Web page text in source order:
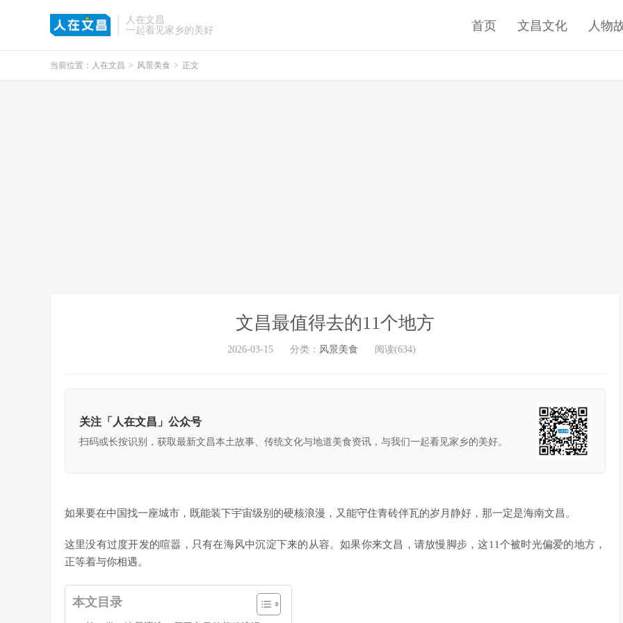
人在文昌
一起看见家乡的美好
首页 文昌文化 人物
当前位置： 人在文昌 > 风景美食 > 正文
文昌最值得去的11个地方
2026-03-15 分类： 风景美食 阅读(634)
关注「人在文昌」公众号
扫码或长按识别，获取最新文昌本土故事、传统文化与地道美食资讯，与我们一起看见家乡的美好。
如果要在中国找一座城市，既能装下宇宙级别的硬核浪漫，又能守住青砖伴瓦的岁月静好，那一定是海南文昌。
这里没有过度开发的喧嚣，只有在海风中沉淀下来的从容。如果你来文昌，请放慢脚步，这11个被时光偏爱的地方，
正等着与你相遇。
本文目录